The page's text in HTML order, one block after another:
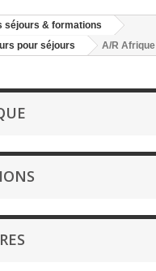
séjours & formations
pour séjours
A/R Afrique